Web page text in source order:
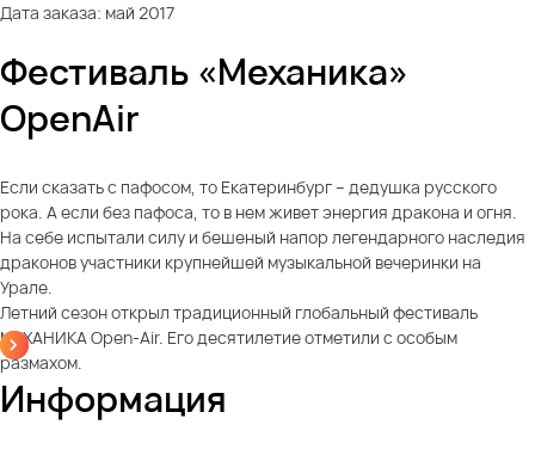
Дата заказа: май 2017
Фестиваль «Механика»
OpenAir
Если сказать с пафосом, то Екатеринбург – дедушка русского
рока. А если без пафоса, то в нем живет энергия дракона и огня.
На себе испытали силу и бешеный напор легендарного наследия
драконов участники крупнейшей музыкальной вечеринки на
Урале.
Летний сезон открыл традиционный глобальный фестиваль
МЕХАНИКА Open-Air. Его десятилетие отметили с особым
размахом.
Информация